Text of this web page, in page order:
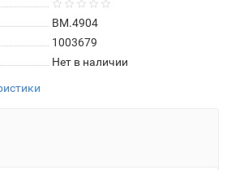
ВМ.4904
1003679
Нет в наличии